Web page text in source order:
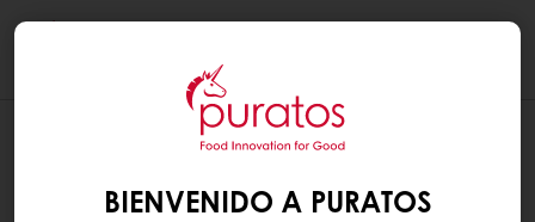
NO SOY CLIENTE DE PURATOS. ¿PUEDO
CREAR UNA CUENTA MYPURATOS?
BIENVENIDO A PURATOS